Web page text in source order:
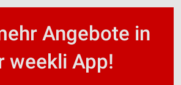
Angebote in
weekli App!